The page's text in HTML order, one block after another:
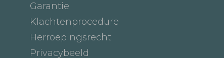
Garantie
Klachtenprocedure
Herroepingsrecht
Privacybeeld